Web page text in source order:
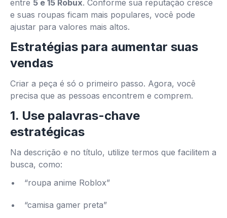
entre 5 e 15 Robux. Conforme sua reputação cresce
e suas roupas ficam mais populares, você pode
ajustar para valores mais altos.
Estratégias para aumentar suas
vendas
Criar a peça é só o primeiro passo. Agora, você
precisa que as pessoas encontrem e comprem.
1. Use palavras-chave
estratégicas
Na descrição e no título, utilize termos que facilitem a
busca, como:
“roupa anime Roblox”
“camisa gamer preta”